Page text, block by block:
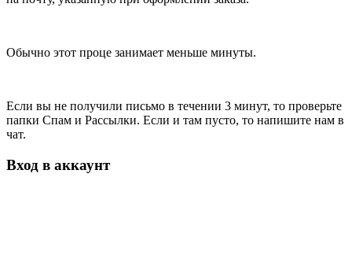
Обычно этот проце занимает меньше минуты.
Если вы не получили письмо в течении 3 минут, то проверьте
папки Спам и Рассылки. Если и там пусто, то напишите нам в
чат.
Вход в аккаунт